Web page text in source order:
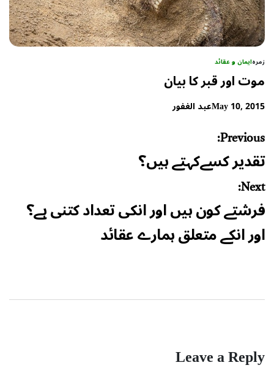
زمرہایمان و عقائد
موت اور قبر کا بیان
May 10, 2015عبد الغفور
Post
navigation
Previous:
تقدیر کسےکہتے ہیں؟
Next:
فرشتے کون ہیں اور انکی تعداد کتنی ہے؟
اور انکے متعلق ہمارے عقائد
Leave a Reply